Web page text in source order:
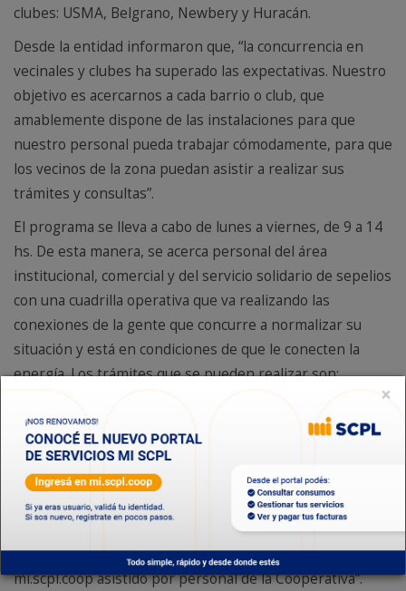
clubes: USMA, Belgrano, Newbery y Huracán.
Desde la entidad informaron que, “la concurrencia en
vecinales y clubes ha superado las expectativas. Nuestro
objetivo es acercarnos a cada barrio o club, que
amablemente dispone de las instalaciones para que
nuestro personal pueda trabajar cómodamente, para que
los vecinos de la zona puedan asistir a realizar sus
trámites y consultas”.
El programa se lleva a cabo de lunes a viernes, de 9 a 14
hs. De esta manera, se acerca personal del área
institucional, comercial y del servicio solidario de sepelios
con una cuadrilla operativa que va realizando las
conexiones de la gente que concurre a normalizar su
situación y está en condiciones de que le conecten la
energía. Los trámites que se pueden realizar son:
internet; planes de pago vigentes, gestión de altas y
bajas, empadronamiento a jubilados, adhesión al servicio
de sepelios y verificación del consumo de energía.
Desde la entidad aclararon que, “si bien no hay cajas para
pagos por temas de seguridad, existe la posibilidad de
adherirse al débito automático o a la plataforma
mi.scpl.coop asistido por personal de la Cooperativa”.
×